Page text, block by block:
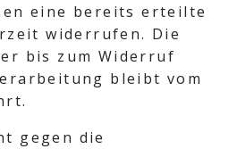
eine bereits erteilte
widerrufen. Die
bis zum Widerruf
bleibt vom
gegen die